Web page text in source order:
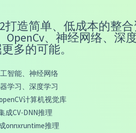
造简单、低成本的整合
、神经网络、深
多的可能。
智能、神经网络
学习、深度学习
计算机视觉库
成CV-DNN推理
onnxruntime推理